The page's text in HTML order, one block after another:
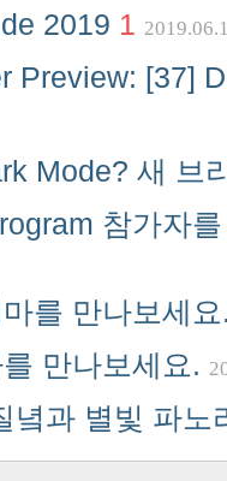
2019 1
Preview: [37]
Mode? 새 브
참가자
를 만나보세
만나보세요.
녘과 별빛 파